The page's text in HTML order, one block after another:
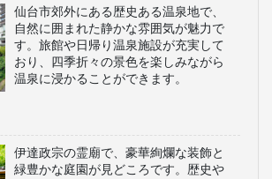
仙台市郊外にある歴史ある温泉地で、
自然に囲まれた静かな雰囲気が魅力で
す。旅館や日帰り温泉施設が充実して
おり、四季折々の景色を楽しみながら
温泉に浸かることができます。
伊達政宗の霊廟で、豪華絢爛な装飾と
緑豊かな庭園が見どころです。歴史や